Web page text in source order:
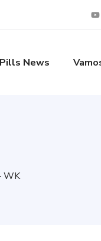
Pills News
WK